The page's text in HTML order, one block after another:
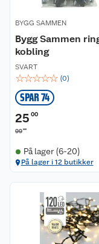
BYGG SAMMEN
Bygg Sammen
kobling
SVART
☆☆☆☆☆ (0)
SPAR 74
25 00
9990
På lager (6-20)
På lager i 12 butikker
Om oss
Nyheter
Våre butikker
Kundeservice
Kontakt oss
Angre- og returrett
Reklamasjon og